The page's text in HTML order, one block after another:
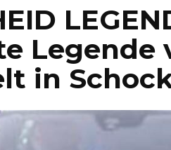
Legende
in